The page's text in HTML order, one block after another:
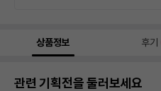
상품정보 후기
관련 기획전을 둘러보세요